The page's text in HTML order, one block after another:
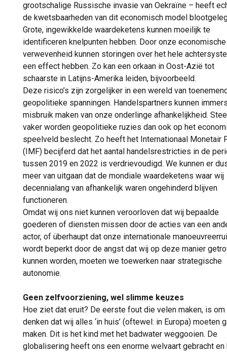
grootschalige Russische invasie van Oekraïne – heeft
de kwetsbaarheden van dit economisch model
Grote, ingewikkelde waardeketens kunnen moeilijk te
identificeren knelpunten hebben. Door onze economische
verwevenheid kunnen storingen over het hele
een effect hebben. Zo kan een orkaan in Oost-Azië tot
schaarste in Latijns-Amerika leiden, bijvoorbeeld.
Deze risico’s zijn zorgelijker in een wereld van
geopolitieke spanningen. Handelspartners kunnen
misbruik maken van onze onderlinge afhankelijkheid.
vaker worden geopolitieke ruzies dan ook op het
speelveld beslecht. Zo heeft het Internationaal Monetair
(IMF) becijferd dat het aantal handelsrestricties in de
tussen 2019 en 2022 is verdrievoudigd. We kunnen er
meer van uitgaan dat de mondiale waardeketens waar wij
decennialang van afhankelijk waren ongehinderd blijven
functioneren.
Omdat wij ons niet kunnen veroorloven dat wij bepaalde
goederen of diensten missen door de acties van een
actor, of überhaupt dat onze internationale
wordt beperkt door de angst dat wij op deze manier
kunnen worden, moeten we toewerken naar strategische
autonomie.
Geen zelfvoorziening, wel slimme keuzes
Hoe ziet dat eruit? De eerste fout die velen maken, is om
denken dat wij alles ‘in huis’ (oftewel: in Europa) moeten
maken. Dit is het kind met het badwater weggooien. De
globalisering heeft ons een enorme welvaart gebracht en